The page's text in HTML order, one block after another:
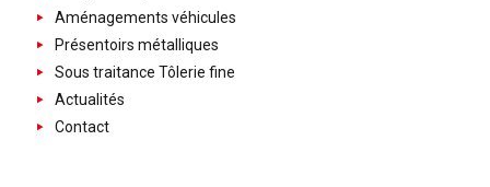
Aménagements véhicules
Présentoirs métalliques
Sous traitance Tôlerie fine
Actualités
Contact